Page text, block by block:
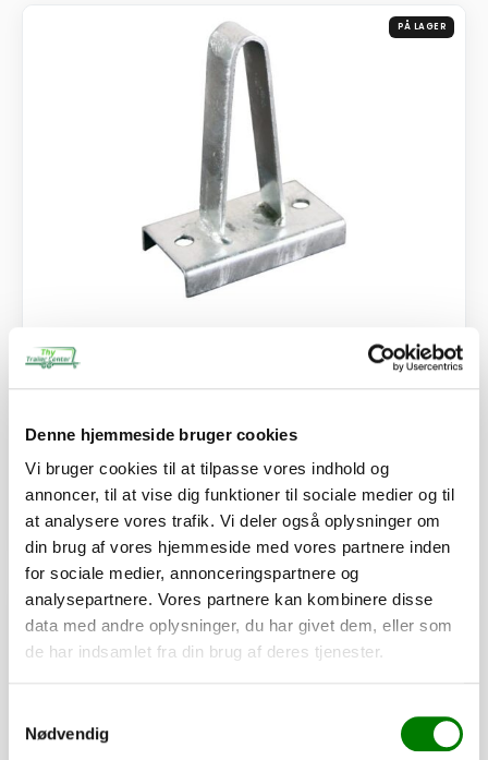
Denne hjemmeside bruger cookies
Vi bruger cookies til at tilpasse vores indhold og
annoncer, til at vise dig funktioner til sociale medier og til
at analysere vores trafik. Vi deler også oplysninger om
din brug af vores hjemmeside med vores partnere inden
for sociale medier, annonceringspartnere og
analysepartnere. Vores partnere kan kombinere disse
data med andre oplysninger, du har givet dem, eller som
de har indsamlet fra din brug af deres tjenester.
Nødvendig
PÅ LAGER
Støtteben u/kobling alm.
72,00kr.ekskl. moms
Afhentning og forsendelse
Se detaljer
PÅ LAGER